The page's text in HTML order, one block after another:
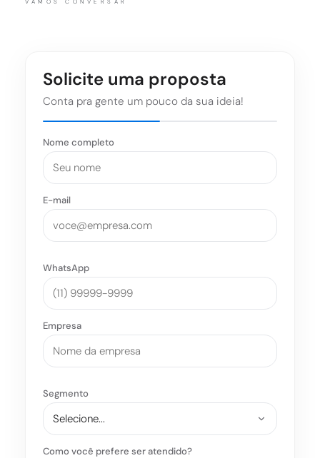
Solicite uma proposta
Conta pra gente um pouco da sua ideia!
Nome completo
E-mail
WhatsApp
Empresa
Segmento
Como você prefere ser atendido?